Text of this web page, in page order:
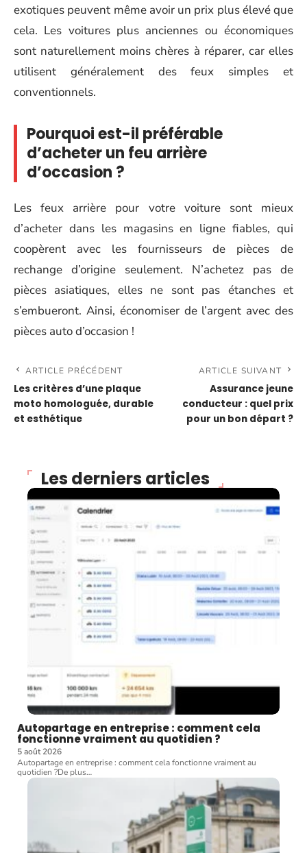
exotiques peuvent même avoir un prix plus élevé que
cela. Les voitures plus anciennes ou économiques
sont naturellement moins chères à réparer, car elles
utilisent généralement des feux simples et
conventionnels.
Pourquoi est-il préférable
d’acheter un feu arrière
d’occasion ?
Les feux arrière pour votre voiture sont mieux
d’acheter dans les magasins en ligne fiables, qui
coopèrent avec les fournisseurs de pièces de
rechange d’origine seulement. N’achetez pas de
pièces asiatiques, elles ne sont pas étanches et
s’embueront. Ainsi, économiser de l’argent avec des
pièces auto d’occasion !
ARTICLE PRÉCÉDENT
Les critères d’une plaque
moto homologuée, durable
et esthétique
ARTICLE SUIVANT
Assurance jeune
conducteur : quel prix
pour un bon départ ?
Les derniers articles
Autopartage en entreprise : comment cela
fonctionne vraiment au quotidien ?
5 août 2026
Autopartage en entreprise : comment cela fonctionne vraiment au
quotidien ?De plus…